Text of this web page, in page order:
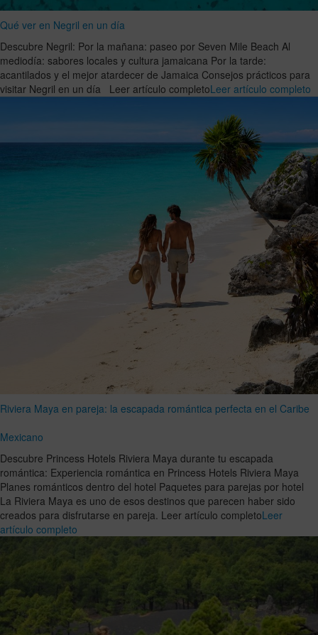
Qué ver en Negril en un día
Descubre Negril: Por la mañana: paseo por Seven Mile Beach Al
mediodía: sabores locales y cultura jamaicana Por la tarde:
acantilados y el mejor atardecer de Jamaica Consejos prácticos para
visitar Negril en un día Leer artículo completoLeer artículo completo
Riviera Maya en pareja: la escapada romántica perfecta en el Caribe
Mexicano
Descubre Princess Hotels Riviera Maya durante tu escapada
romántica: Experiencia romántica en Princess Hotels Riviera Maya
Planes románticos dentro del hotel Paquetes para parejas por hotel
La Riviera Maya es uno de esos destinos que parecen haber sido
creados para disfrutarse en pareja. Leer artículo completoLeer
artículo completo